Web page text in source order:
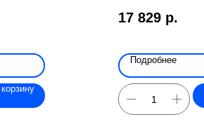
17 829 р.
Подробнее